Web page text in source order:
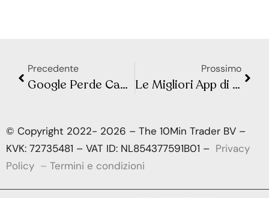
Precedente
Google Perde Causa Antitrust negli USA: Possibile Divisione in Arrivo
Prossimo
Le Migliori App di Budgeting per il 2024: Quale Scegliere per Gestire al Meglio le Tue Finanze?
© Copyright 2022- 2026 – The 10Min Trader BV –
KVK: 72735481 – VAT ID: NL854377591B01 – Privacy
Policy – Termini e condizioni